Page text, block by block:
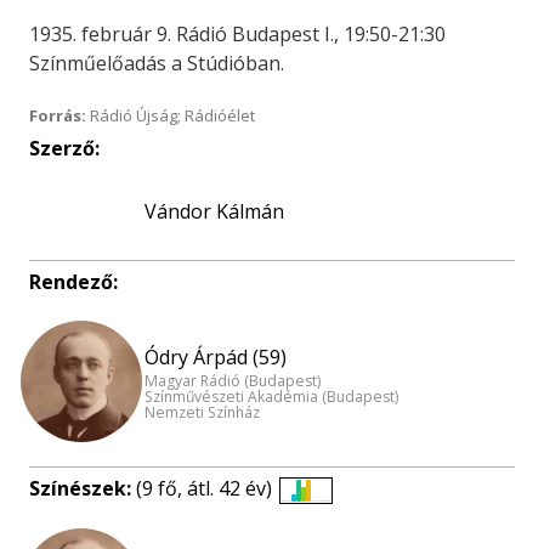
1935. február 9. Rádió Budapest I., 19:50-21:30
Színműelőadás a Stúdióban.
Forrás: Rádió Újság; Rádióélet
Szerző:
Vándor Kálmán
Rendező:
Ódry Árpád (59)
Magyar Rádió (Budapest)
Színművészeti Akadémia (Budapest)
Nemzeti Színház
Színészek:(9 fő, átl. 42 év)